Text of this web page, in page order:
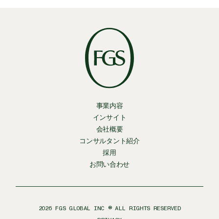
事業内容
インサイト
会社概要
コンサルタント紹介
採用
お問い合わせ
2026 FGS GLOBAL INC ® ALL RIGHTS RESERVED